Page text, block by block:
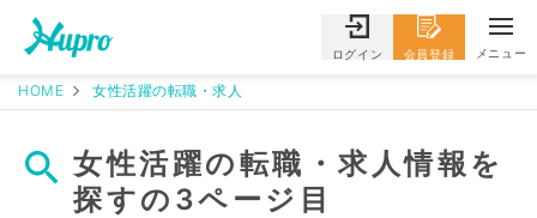
ログイン 会員登録 メニュー
HOME 女性活躍の転職・求人
女性活躍の転職・求人情報を
探すの3ページ目